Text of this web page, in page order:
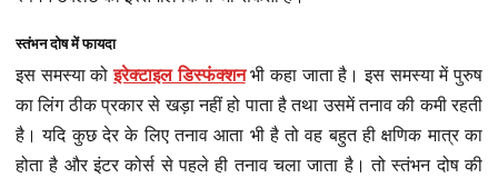
स्तंभन दोष में फायदा
इस समस्या कोइरेक्टाइल डिस्फंक्शनभी कहा जाता है। इस समस्या में पुरुष
का लिंग ठीक प्रकार से खड़ा नहीं हो पाता है तथा उसमें तनाव की कमी रहती
है। यदि कुछ देर के लिए तनाव आता भी है तो वह बहुत ही क्षणिक मात्र का
होता है और इंटर कोर्स से पहले ही तनाव चला जाता है। तो स्तंभन दोष की